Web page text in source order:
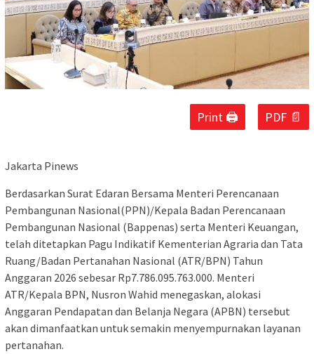
Print 🖨 PDF 📄
Jakarta Pinews
Berdasarkan Surat Edaran Bersama Menteri Perencanaan
Pembangunan Nasional(PPN)/Kepala Badan Perencanaan
Pembangunan Nasional (Bappenas) serta Menteri Keuangan,
telah ditetapkan Pagu Indikatif Kementerian Agraria dan Tata
Ruang/Badan Pertanahan Nasional (ATR/BPN) Tahun
Anggaran 2026 sebesar Rp7.786.095.763.000. Menteri
ATR/Kepala BPN, Nusron Wahid menegaskan, alokasi
Anggaran Pendapatan dan Belanja Negara (APBN) tersebut
akan dimanfaatkan untuk semakin menyempurnakan layanan
pertanahan.